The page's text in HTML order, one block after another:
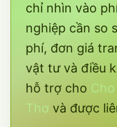
chỉ nhìn vào
nghiệp cần so
phí, đơn giá
vật tư và điều
hỗ trợ cho
Thơ và được